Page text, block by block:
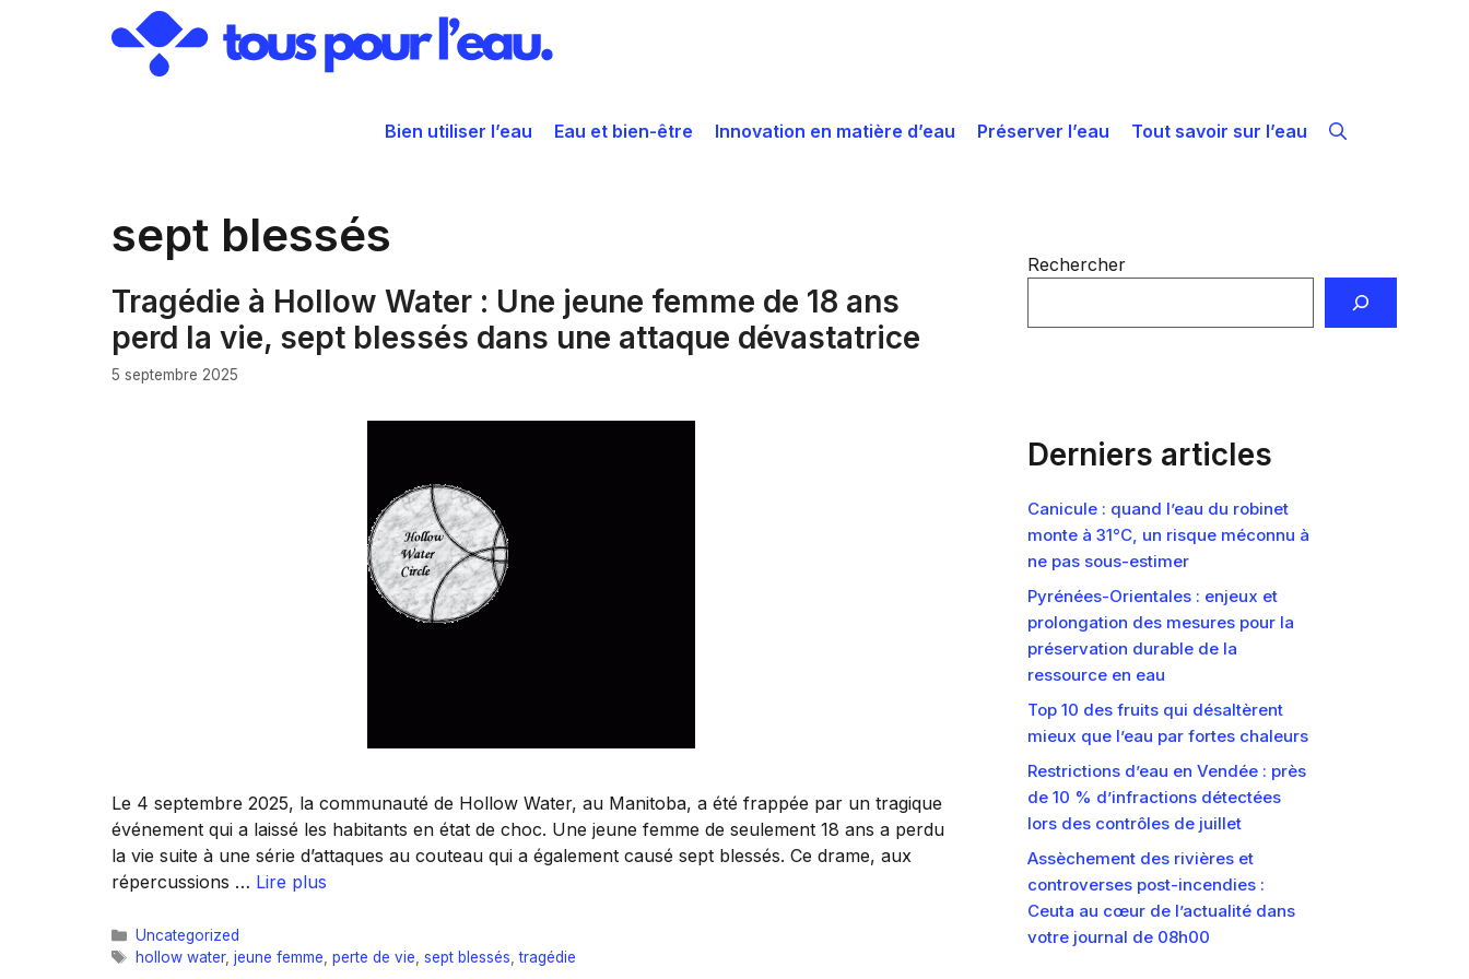
Bien utiliser l’eau Eau et bien-être Innovation en matière d’eau Préserver l’eau Tout savoir sur l’eau
sept blessés
Tragédie à Hollow Water : Une jeune femme de 18 ans
perd la vie, sept blessés dans une attaque dévastatrice
5 septembre 2025
Le 4 septembre 2025, la communauté de Hollow Water, au Manitoba, a été frappée par un tragique
événement qui a laissé les habitants en état de choc. Une jeune femme de seulement 18 ans a perdu
la vie suite à une série d’attaques au couteau qui a également causé sept blessés. Ce drame, aux
répercussions … Lire plus
Catégories
Uncategorized
Étiquettes
hollow water, jeune femme perte de vie sept blessés ,tragédie
Rechercher
Derniers articles
Canicule : quand l’eau du robinet
monte à 31°C, un risque méconnu à
ne pas sous-estimer
Pyrénées-Orientales : enjeux et
prolongation des mesures pour la
préservation durable de la
ressource en eau
Top 10 des fruits qui désaltèrent
mieux que l’eau par fortes chaleurs
Restrictions d’eau en Vendée : près
de 10 % d’infractions détectées
lors des contrôles de juillet
Assèchement des rivières et
controverses post-incendies :
Ceuta au cœur de l’actualité dans
votre journal de 08h00